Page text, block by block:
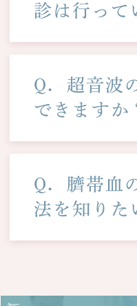
診は行って
Q．超音波
できますか
Q．臍帯血
法を知りた